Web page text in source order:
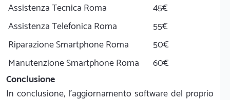
Assistenza Tecnica Roma
45€
Assistenza Telefonica Roma
55€
Riparazione Smartphone Roma
50€
Manutenzione Smartphone Roma
60€
Conclusione
In conclusione, l'aggiornamento software del proprio